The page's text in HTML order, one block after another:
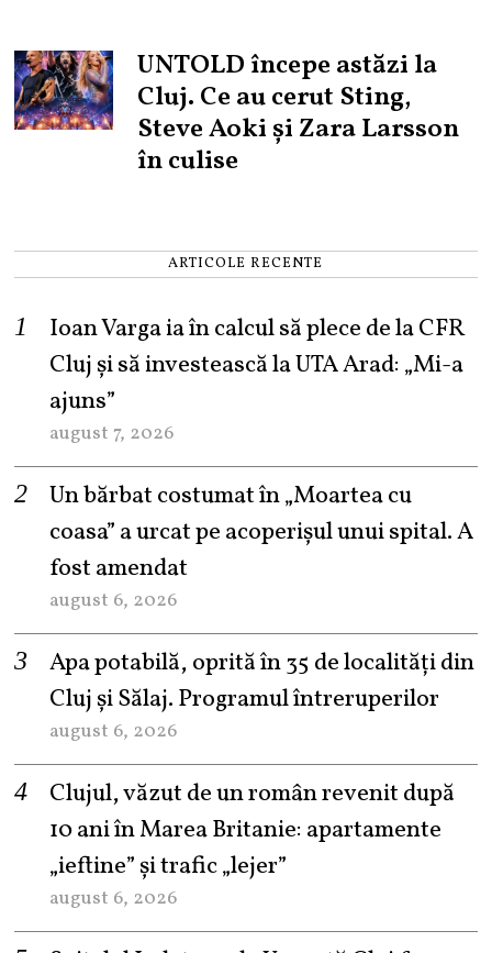
UNTOLD începe astăzi la
Cluj. Ce au cerut Sting,
Steve Aoki și Zara Larsson
în culise
ARTICOLE RECENTE
Ioan Varga ia în calcul să plece de la CFR
Cluj și să investească la UTA Arad: „Mi-a
ajuns”
august 7, 2026
Un bărbat costumat în „Moartea cu
coasa” a urcat pe acoperișul unui spital. A
fost amendat
august 6, 2026
Apa potabilă, oprită în 35 de localități din
Cluj și Sălaj. Programul întreruperilor
august 6, 2026
Clujul, văzut de un român revenit după
10 ani în Marea Britanie: apartamente
„ieftine” și trafic „lejer”
august 6, 2026